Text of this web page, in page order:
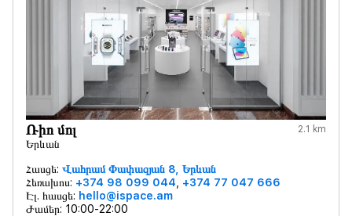
Ռիո մոլ 2.1 km
Երևան
Հասցե: Վահրամ Փափազյան 8, Երևան
Հեռախոս: +374 98 099 044
+374 77 047 666
Էլ. հասցե: hello@ispace.am
Ժամեր: 10:00-22:00